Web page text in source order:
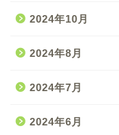
2024年10月
2024年8月
2024年7月
2024年6月